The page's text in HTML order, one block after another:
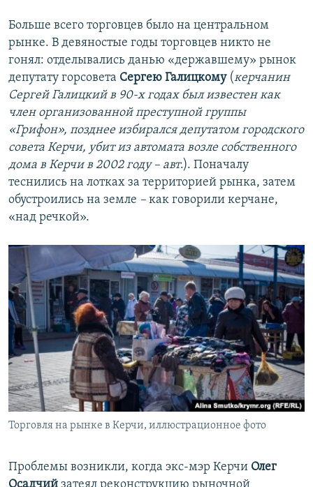
Больше всего торговцев было на центральном
рынке. В девяностые годы торговцев никто не
гонял: отделывались данью «державшему» рынок
депутату горсовета Сергею Галицкому (керчанин
Сергей Галицкий в 90-х годах был известен как
член организованной преступной группы
«Грифон», позднее избирался депутатом городского
совета Керчи, убит из автомата возле собственного
дома в Керчи в 2002 году – авт.). Поначалу
теснились на лотках за территорией рынка, затем
обустроились на земле – как говорили керчане,
«над речкой».
Торговля на рынке в Керчи, иллюстрационное фото
Проблемы возникли, когда экс-мэр Керчи Олег